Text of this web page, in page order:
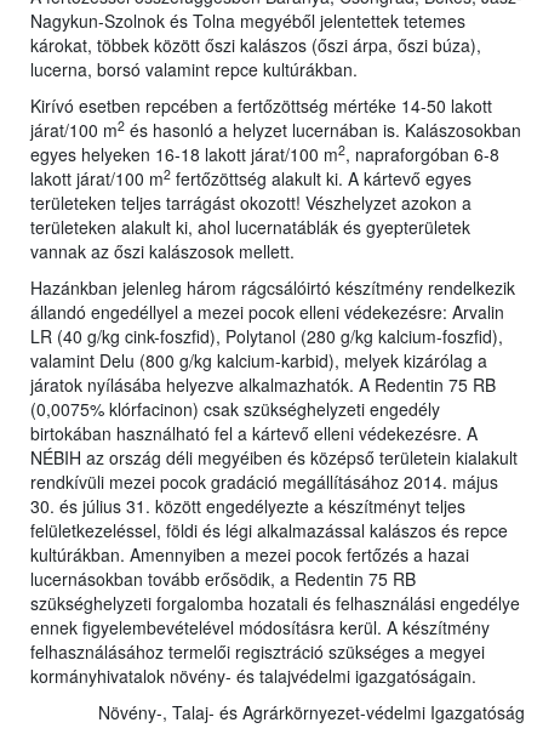
Nagykun-Szolnok és Tolna megyéből jelentettek tetemes
károkat, többek között őszi kalászos (őszi árpa, őszi búza),
lucerna, borsó valamint repce kultúrákban.
Kirívó esetben repcében a fertőzöttség mértéke 14-50 lakott
járat/100 m2 és hasonló a helyzet lucernában is. Kalászosokban
egyes helyeken 16-18 lakott járat/100 m2, napraforgóban 6-8
lakott járat/100 m2 fertőzöttség alakult ki. A kártevő egyes
területeken teljes tarrágást okozott! Vészhelyzet azokon a
területeken alakult ki, ahol lucernatáblák és gyepterületek
vannak az őszi kalászosok mellett.
Hazánkban jelenleg három rágcsálóirtó készítmény rendelkezik
állandó engedéllyel a mezei pocok elleni védekezésre: Arvalin
LR (40 g/kg cink-foszfid), Polytanol (280 g/kg kalcium-foszfid),
valamint Delu (800 g/kg kalcium-karbid), melyek kizárólag a
járatok nyílásába helyezve alkalmazhatók. A Redentin 75 RB
(0,0075% klórfacinon) csak szükséghelyzeti engedély
birtokában használható fel a kártevő elleni védekezésre. A
NÉBIH az ország déli megyéiben és középső területein kialakult
rendkívüli mezei pocok gradáció megállításához 2014. május
30. és július 31. között engedélyezte a készítményt teljes
felületkezeléssel, földi és légi alkalmazással kalászos és repce
kultúrákban. Amennyiben a mezei pocok fertőzés a hazai
lucernásokban tovább erősödik, a Redentin 75 RB
szükséghelyzeti forgalomba hozatali és felhasználási engedélye
ennek figyelembevételével módosításra kerül. A készítmény
felhasználásához termelői regisztráció szükséges a megyei
kormányhivatalok növény- és talajvédelmi igazgatóságain.
Növény-, Talaj- és Agrárkörnyezet-védelmi Igazgatóság